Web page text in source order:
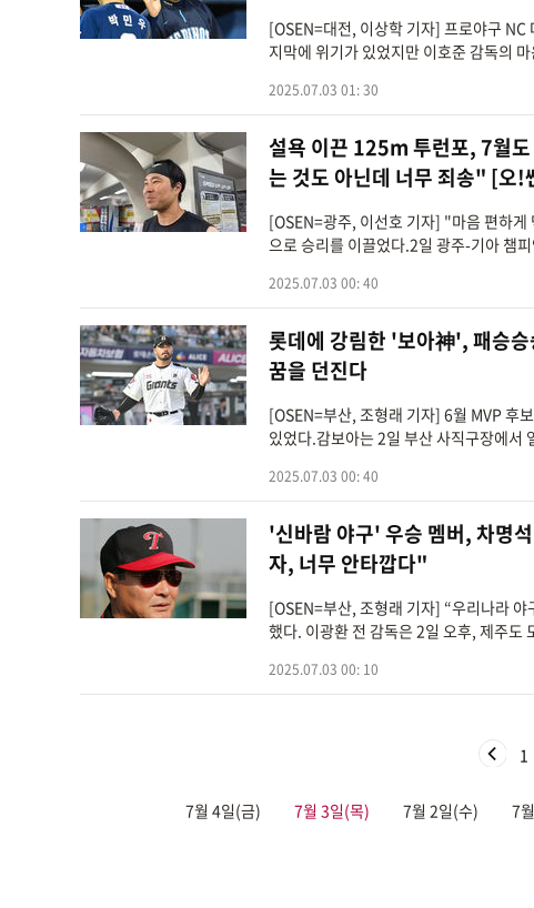
[OSEN=대전, 이상학 기자] 프로야구
지막에 위기가 있었지만 이호준 감독의
2025.07.03 01: 30
설욕 이끈 125m 투런포, 7월
는 것도 아닌데 너무 죄송" [오!
[OSEN=광주, 이선호 기자] "마음 편하게
으로 승리를 이끌었다.2일 광주-기아 챔
2025.07.03 00: 40
롯데에 강림한 '보아神', 패승
꿈을 던진다
[OSEN=부산, 조형래 기자] 6월 MVP 후
있었다.감보아는 2일 부산 사직구장에
2025.07.03 00: 40
'신바람 야구' 우승 멤버, 차명
자, 너무 안타깝다"
[OSEN=부산, 조형래 기자] “우리나라
했다. 이광환 전 감독은 2일 오후, 제주도
2025.07.03 00: 10
1
7월 4일(금) 7월 3일(목) 7월 2일(수) 7